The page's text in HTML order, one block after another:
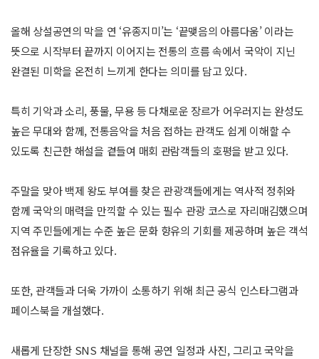
올해 상설공연의 막을 연 ‘유종지미’는 ‘끝맺음의 아름다움’ 이라는
뜻으로 시작부터 끝까지 이어지는 전통의 흐름 속에서 국악이 지닌
완결된 미학을 온전히 느끼게 한다는 의미를 담고 있다.
특히 기악과 소리, 풍물, 무용 등 다채로운 장르가 어우러지는 완성도
높은 무대와 함께, 전통음악을 처음 접하는 관객도 쉽게 이해할 수
있도록 친근한 해설을 곁들여 매회 관람객들의 호평을 받고 있다.
주말을 맞아 백제 왕도 부여를 찾은 관광객들에게는 역사적 정취와
함께 국악의 매력을 만끽할 수 있는 필수 관광 코스로 자리매김했으며
지역 주민들에게는 수준 높은 문화 향유의 기회를 제공하며 높은 객석
점유율을 기록하고 있다.
또한, 관객들과 더욱 가까이 소통하기 위해 최근 공식 인스타그램과
페이스북을 개설했다.
새롭게 단장한 SNS 채널을 통해 공연 일정과 사진, 그리고 국악을